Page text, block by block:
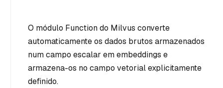
O módulo Function do Milvus converte
automaticamente os dados brutos armazenados
num campo escalar em embeddings e
armazena-os no campo vetorial explicitamente
definido.